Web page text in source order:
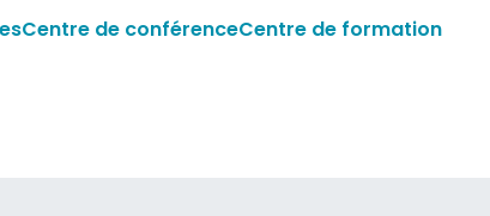
Centre de conférenceCentre de formation